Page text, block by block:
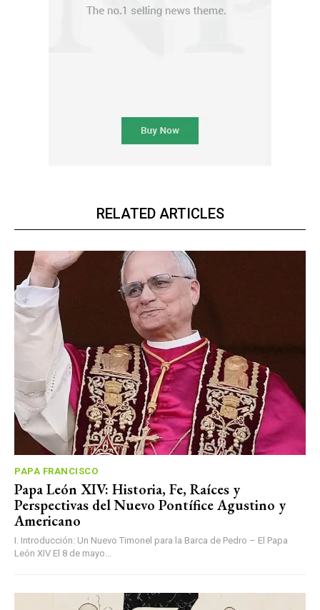
RELATED ARTICLES
PAPA FRANCISCO
Papa León XIV: Historia, Fe, Raíces y
Perspectivas del Nuevo Pontífice Agustino y
Americano
I. Introducción: Un Nuevo Timonel para la Barca de Pedro – El Papa
León XIV El 8 de mayo...